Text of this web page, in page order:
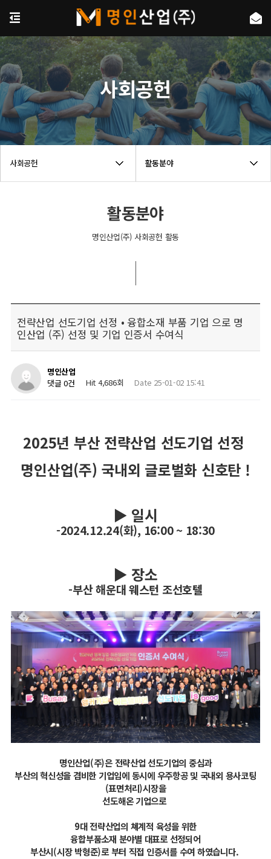
사회공헌 활동분야
사회공헌
활동분야
명인산업(주) 사회공헌 활동
전략산업 선도기업 선정 • 융합소재 부품 기업 으로 명
인산업 (주) 선정 및 기업 인증서 수여식
명인산업
댓글 0건
Hit 4,686회 Date 25-01-02 15:41
2025년 부산 전략산업 선도기업 선정
명인산업(주) 국내외 글로벌화 신호탄 !
▶ 일시
-2024.12.24(화), 16:00 ~ 18:30
▶ 장소
-부산 해운대 웨스턴 조선호텔
명인산업(주)은 전략산업 선도기업의 중심과
부산의 혁신성을 겸비한 기업임에 동시에 우주항공 및 국내외 용사코팅
(표면처리)시장을
선도해온 기업으로
9대 전략산업의 쳬계적 육성을 위한
융합부품소재 분야별 대표로 선정되어
부산시(시장 박형준)로 부터 직접 인증서를 수여 하였습니다.